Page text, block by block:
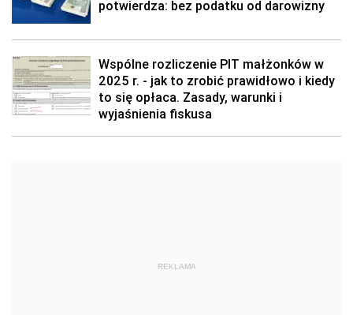
potwierdza: bez podatku od darowizny
Wspólne rozliczenie PIT małżonków w
2025 r. - jak to zrobić prawidłowo i kiedy
to się opłaca. Zasady, warunki i
wyjaśnienia fiskusa
REKLAMA